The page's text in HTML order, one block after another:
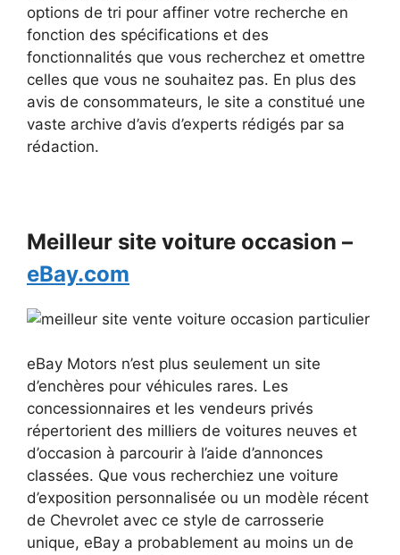
options de tri pour affiner votre recherche en
fonction des spécifications et des
fonctionnalités que vous recherchez et omettre
celles que vous ne souhaitez pas. En plus des
avis de consommateurs, le site a constitué une
vaste archive d’avis d’experts rédigés par sa
rédaction.
Meilleur site voiture occasion –
eBay.com
eBay Motors n’est plus seulement un site
d’enchères pour véhicules rares. Les
concessionnaires et les vendeurs privés
répertorient des milliers de voitures neuves et
d’occasion à parcourir à l’aide d’annonces
classées. Que vous recherchiez une voiture
d’exposition personnalisée ou un modèle récent
de Chevrolet avec ce style de carrosserie
unique, eBay a probablement au moins un de